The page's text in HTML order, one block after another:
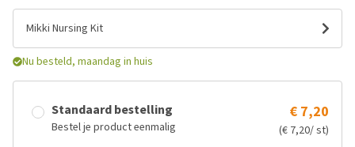
Mikki Nursing Kit
Nu besteld, maandag in huis
Standaard bestelling
Bestel je product eenmalig
€ 7,20
(€ 7,20/ st)